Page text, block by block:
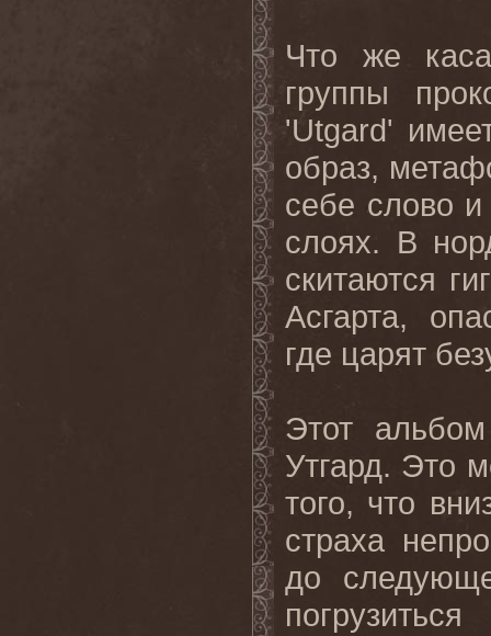
Что же
группы
'Utgard'
образ,
себе слово
слоях. В
скитаются
Асгарта,
где царят
Этот
альбом
Утгард. Это
того, что
страха
до